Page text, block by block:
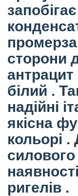
сторони
антрацит
білий .
надійні
якісна
кольорі .
ригелів .